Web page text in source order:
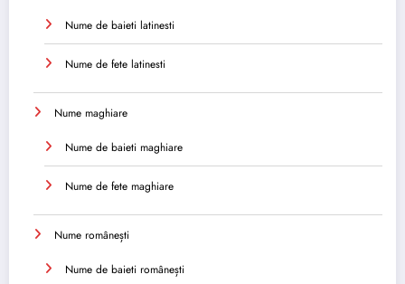
Nume de baieti latinesti
Nume de fete latinesti
Nume maghiare
Nume de baieti maghiare
Nume de fete maghiare
Nume românești
Nume de baieti românești